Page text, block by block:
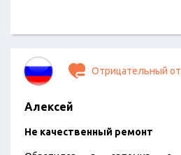
Отрицательный
Алексей
Не качественный ремонт